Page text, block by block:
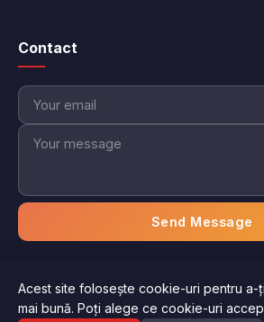
Contact
Send Message
© 2026 Imobiliare Aici. Toate
Acest site folosește cookie-uri pentru
mai bună. Poți alege ce cookie-uri